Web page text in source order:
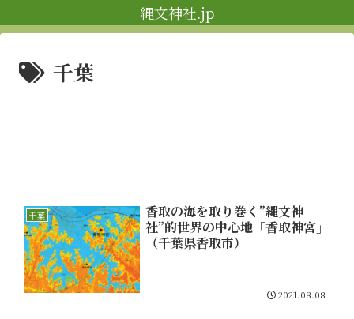
縄文神社.jp
千葉
千葉
香取の海を取り巻く”縄文神
社”的世界の中心地「香取神宮」
（千葉県香取市）
2021.08.08